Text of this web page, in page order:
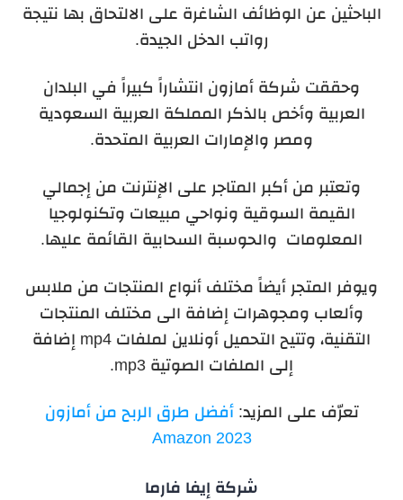
الباحثين عن الوظائف الشاغرة على الالتحاق بها نتيجة
رواتب الدخل الجيدة.
وحققت شركة أمازون انتشاراً كبيراً في البلدان
العربية وأخص بالذكر المملكة العربية السعودية
ومصر والإمارات العربية المتحدة.
وتعتبر من أكبر المتاجر على الإنترنت من إجمالي
القيمة السوقية ونواحي مبيعات وتكنولوجيا
المعلومات والحوسبة السحابية القائمة عليها.
ويوفر المتجر أيضاً مختلف أنواع المنتجات من ملابس
وألعاب ومجوهرات إضافة الى مختلف المنتجات
التقنية، وتتيح التحميل أونلاين لملفات mp4 إضافة
إلى الملفات الصوتية mp3.
تعرّف على المزيد:أفضل طرق الربح من أمازون
Amazon 2023
شركة إيفا فارما